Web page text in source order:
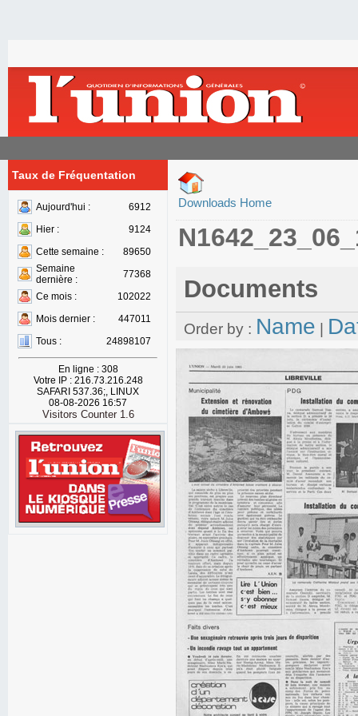
Taux de Fréquentation
Aujourd'hui :
6912
Hier :
9124
Cette semaine :
89650
Semaine
dernière :
77368
Ce mois :
102022
Mois dernier :
447011
Tous :
24898107
En ligne : 308
Votre IP : 216.73.216.248
SAFARI 537.36;, LINUX
08-08-2026 16:57
Visitors Counter 1.6
Downloads Home
Documents
Order by : Name